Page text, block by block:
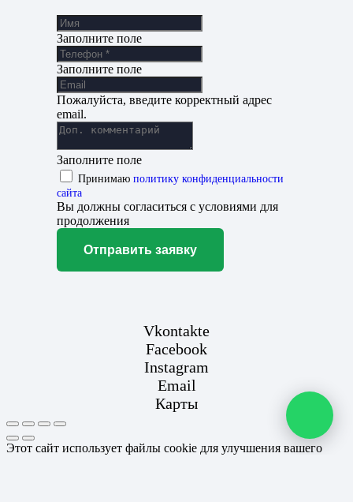
Заполните поле
Заполните поле
Пожалуйста, введите корректный адрес
email.
Заполните поле
Принимаю политику конфиденциальности
сайта
Вы должны согласиться с условиями для
продолжения
Отправить заявку
Vkontakte
Facebook
Instagram
Email
Карты
Этот сайт использует файлы cookie для улучшения вашего